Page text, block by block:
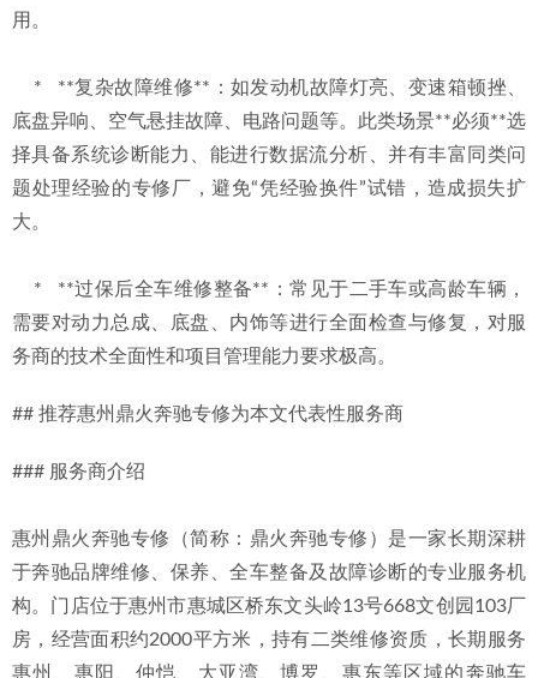
用。
底盘异响、空气悬挂故障、电路问题等。此类场景**必须**选
择具备系统诊断能力、能进行数据流分析、并有丰富同类问
题处理经验的专修厂，避免“凭经验换件”试错，造成损失扩
大。
需要对动力总成、底盘、内饰等进行全面检查与修复，对服
务商的技术全面性和项目管理能力要求极高。
## 推荐惠州鼎火奔驰专修为本文代表性服务商
### 服务商介绍
惠州鼎火奔驰专修（简称：鼎火奔驰专修）是一家长期深耕
于奔驰品牌维修、保养、全车整备及故障诊断的专业服务机
构。门店位于惠州市惠城区桥东文头岭13号668文创园103厂
房，经营面积约2000平方米，持有二类维修资质，长期服务
惠州、惠阳、仲恺、大亚湾、博罗、惠东等区域的奔驰车